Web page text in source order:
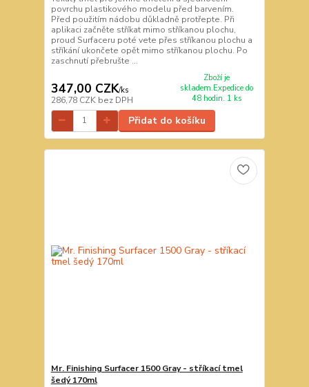
povrchu plastikového modelu před barvením.
Před použitím nádobu důkladně protřepte. Při
aplikaci začněte stříkat mimo stříkanou plochu,
proud Surfaceru poté vete přes stříkanou plochu a
stříkání ukončete opět mimo stříkanou plochu. Po
zaschnutí přebrušte ...
347,00 CZK/ks
286,78 CZK bez DPH
Zboží je
skladem.Expedice do
48 hodin. 1 ks
Přidat do košíku
Mr. Finishing Surfacer 1500 Gray - stříkací tmel
šedý 170ml